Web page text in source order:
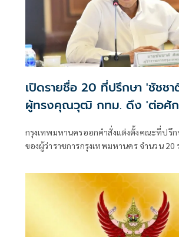
เปิดรายชื่อ 20 ที่ปรึกษา 'ชัชช
ผู้ทรงคุณวุฒิ กทม. ดึง 'ต่อศั
กรุงเทพมหานครออกคำสั่งแต่งตั้งคณะที่ปรึ
ของผู้ว่าราชการกรุงเทพมหานคร จำนวน 20